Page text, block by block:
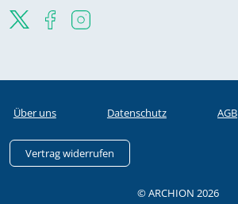
Über uns Datenschutz AGB
Vertrag widerrufen
© ARCHION 2026